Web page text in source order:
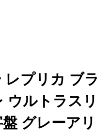
プリカ ブラ
ウルトラスリ
グレーアリ